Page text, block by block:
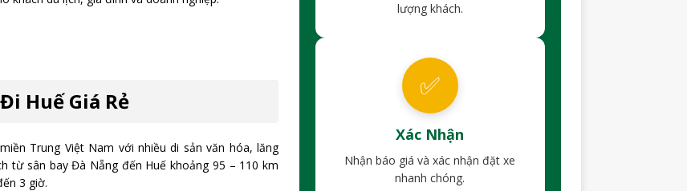
Huế Giá Rẻ
Trung Việt Nam với nhiều di sản văn hóa, lăng
từ sân bay Đà Nẵng đến Huế khoảng 95 – 110 km
3 giờ.
lượng khách.
✅
Xác Nhận
Nhận báo giá và xác nhận đặt xe
nhanh chóng.